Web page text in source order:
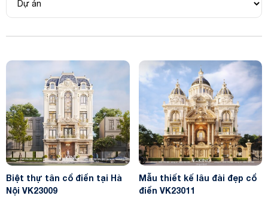
Biệt thự tân cổ điển tại Hà
Nội VK23009
Mẫu thiết kế lâu đài đẹp cổ
điển VK23011